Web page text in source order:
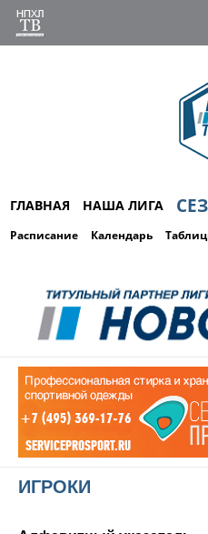
ГЛАВНАЯ НАША ЛИГА
Расписание Календарь
ИГРОКИ